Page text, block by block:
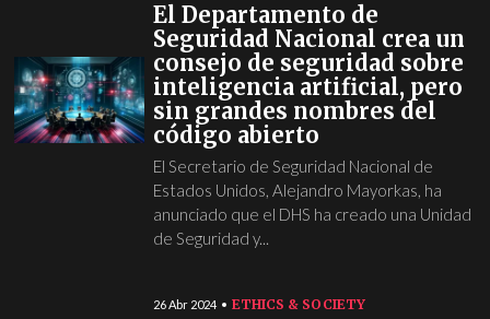
El Departamento de
Seguridad Nacional crea un
consejo de seguridad sobre
inteligencia artificial, pero
sin grandes nombres del
código abierto
El Secretario de Seguridad Nacional de
Estados Unidos, Alejandro Mayorkas, ha
anunciado que el DHS ha creado una Unidad
de Seguridad y...
26 Abr 2024 ETHICS & SOCIETY